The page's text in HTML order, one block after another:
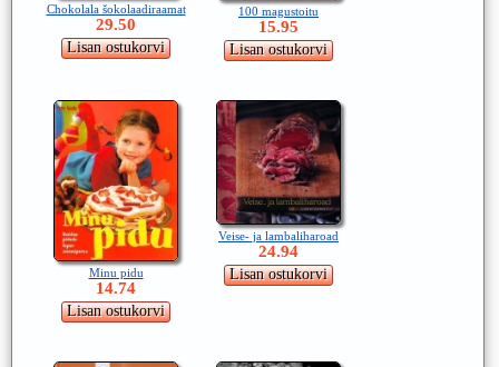
Chokolala šokolaadiraamat
29.50
100 magustoitu
15.95
Minu pidu
14.74
Veise- ja lambaliharoad
24.94